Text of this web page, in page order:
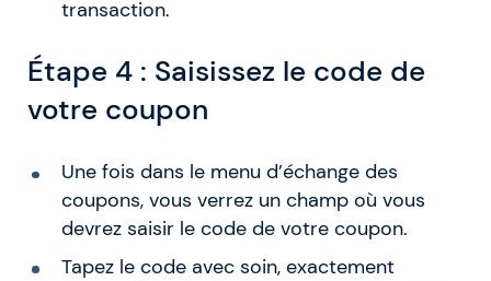
transaction.
Étape 4 : Saisissez le code de
votre coupon
Une fois dans le menu d’échange des
coupons, vous verrez un champ où vous
devrez saisir le code de votre coupon.
Tapez le code avec soin, exactement